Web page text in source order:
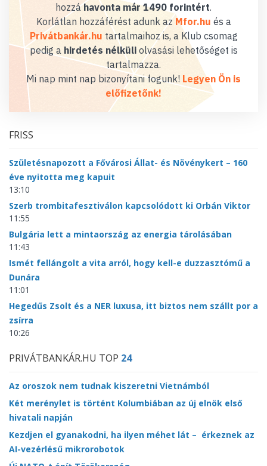
hozzáhavonta már 1490 forintért.
Korlátlan hozzáférést adunk az Mfor.hu és a
Privátbankár.hu tartalmaihoz is, a Klub csomag
pedig a hirdetés nélküliolvasási lehetőséget is
tartalmazza.
Mi nap mint nap bizonyítani fogunk! Legyen Ön is
előfizetőnk!
FRISS
Születésnapozott a Fővárosi Állat- és Növénykert – 160
éve nyitotta meg kapuit
13:10
Szerb trombitafesztiválon kapcsolódott ki Orbán Viktor
11:55
Bulgária lett a mintaország az energia tárolásában
11:43
Ismét fellángolt a vita arról, hogy kell-e duzzasztómű a
Dunára
11:01
Hegedűs Zsolt és a NER luxusa, itt biztos nem szállt por a
zsírra
10:26
PRIVÁTBANKÁR.HU TOP 24
Az oroszok nem tudnak kiszeretni Vietnámból
Két merénylet is történt Kolumbiában az új elnök első
hivatali napján
Kezdjen el gyanakodni, ha ilyen méhet lát – érkeznek az
AI-vezérlésű mikrorobotok